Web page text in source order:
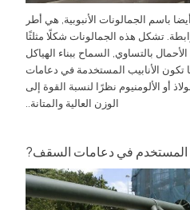
باسم الجمالونات الأنبوبية, هي أطر
تشكل هذه الجمالونات شكلًا مثلثًا
الأحمال بالتساوي, السماح ببناء الهياكل
تكون الأنابيب المستخدمة في دعامات
أو الألومنيوم نظرًا لنسبة القوة إلى
الوزن العالية والمتانة..
المستخدم في دعامات السقف?